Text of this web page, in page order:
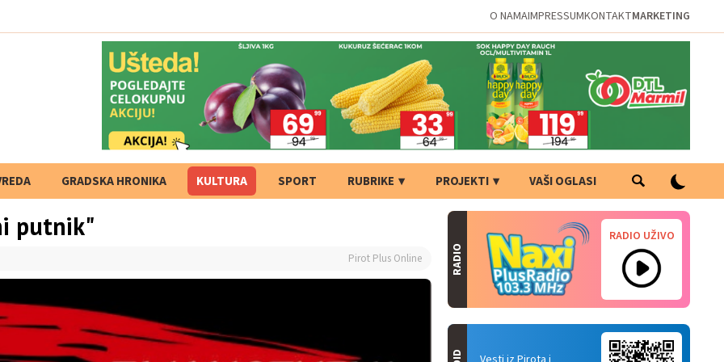
O NAMAIMPRESSUMKONTAKTMARKETING
GRADSKA HRONIKA KULTURA SPORT RUBRIKE PROJEKTI VAŠI OGLASI
putnik"
Pirot Plus Online RADIO
RADIO UŽIVO